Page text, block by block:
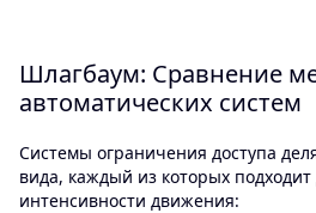
Шлагбаум: Сравнение
автоматических систем
Системы ограничения доступа
вида, каждый из которых подходит
интенсивности движения: